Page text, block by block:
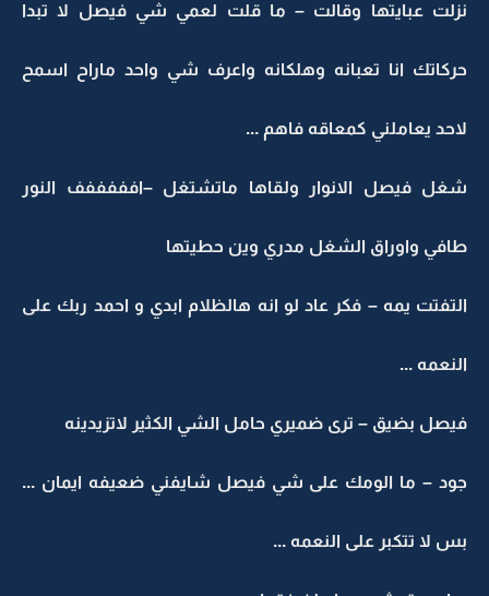
نزلت عبايتها وقالت – ما قلت لعمي شي فيصل لا تبدا
حركاتك انا تعبانه وهلكانه واعرف شي واحد ماراح اسمح
لاحد يعاملني كمعاقه فاهم ...
شغل فيصل الانوار ولقاها ماتشتغل –افففففف النور
طافي واوراق الشغل مدري وين حطيتها
التفتت يمه – فكر عاد لو انه هالظلام ابدي و احمد ربك على
النعمه ...
فيصل بضيق – ترى ضميري حامل الشي الكثير لاتزيدينه
جود – ما الومك على شي فيصل شايفني ضعيفه ايمان ...
بس لا تتكبر على النعمه ...